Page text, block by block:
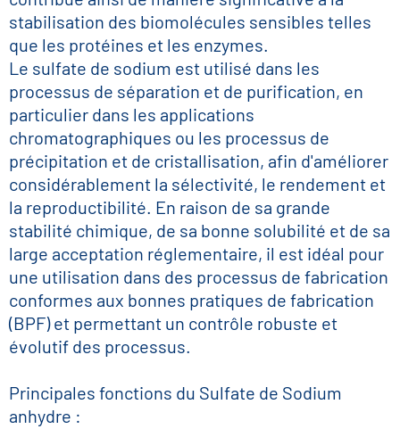
stabilisation des biomolécules sensibles telles
que les protéines et les enzymes.
Le sulfate de sodium est utilisé dans les
processus de séparation et de purification, en
particulier dans les applications
chromatographiques ou les processus de
précipitation et de cristallisation, afin d'améliorer
considérablement la sélectivité, le rendement et
la reproductibilité. En raison de sa grande
stabilité chimique, de sa bonne solubilité et de sa
large acceptation réglementaire, il est idéal pour
une utilisation dans des processus de fabrication
conformes aux bonnes pratiques de fabrication
(BPF) et permettant un contrôle robuste et
évolutif des processus.
Principales fonctions du Sulfate de Sodium
anhydre :